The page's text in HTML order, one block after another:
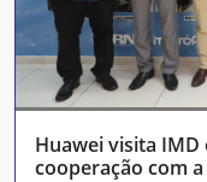
Huawei visita IMD
cooperação com